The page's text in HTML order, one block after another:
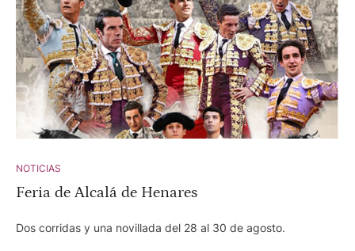
NOTICIAS
Feria de Alcalá de Henares
Dos corridas y una novillada del 28 al 30 de agosto.